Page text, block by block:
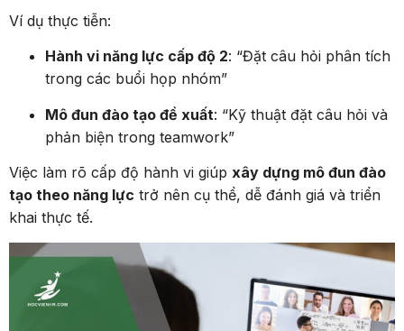
Ví dụ thực tiễn:
Hành vi năng lực cấp độ 2: “Đặt câu hỏi phân tích
trong các buổi họp nhóm”
Mô đun đào tạo đề xuất: “Kỹ thuật đặt câu hỏi và
phản biện trong teamwork”
Việc làm rõ cấp độ hành vi giúp xây dựng mô đun đào
tạo theo năng lực trở nên cụ thể, dễ đánh giá và triển
khai thực tế.